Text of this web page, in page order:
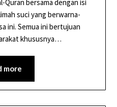
Quran bersama dengan isi
suci yang berwarna-
ini. Semua ini bertujuan
khususnya…
more